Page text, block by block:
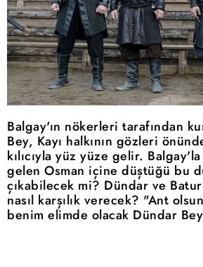
Balgay'ın nökerleri tarafından
Bey, Kayı halkının gözleri
kılıcıyla yüz yüze gelir. Balgay'la
gelen Osman içine düştüğü bu
çıkabilecek mi? Dündar ve
nasıl karşılık verecek? "Ant
benim elimde olacak Dündar